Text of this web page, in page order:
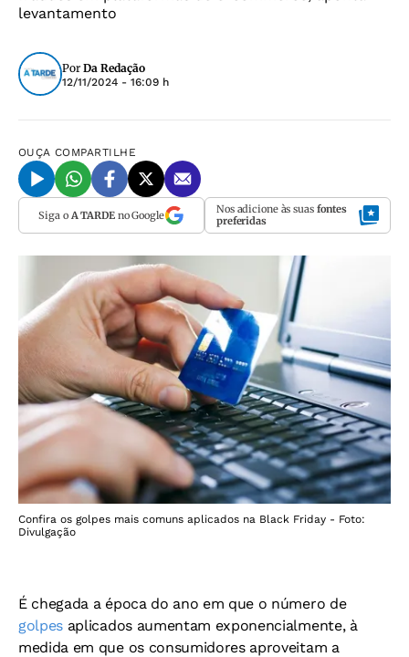
levantamento
Por Da Redação
12/11/2024 - 16:09 h
OUÇA COMPARTILHE
Siga o A TARDEno Google Nos adicione às suas fontes
preferidas
Confira os golpes mais comuns aplicados na Black Friday - Foto:
Divulgação
É chegada a época do ano em que o número de
golpes aplicados aumentam exponencialmente, à
medida em que os consumidores aproveitam a